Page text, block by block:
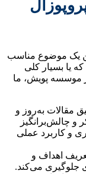
یک موضوع مناسب
یا بسیار کلی
موسسه پویش، ما
مقالات به‌روز و
و چالش‌برانگیز
و کاربرد عملی
اهداف و
جلوگیری می‌کند.